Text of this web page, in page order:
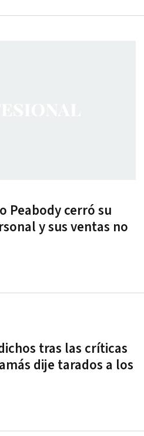
Peabody cerró su
y sus ventas no
tras las críticas
dije tarados a los